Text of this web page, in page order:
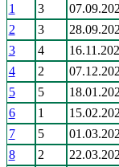
1
3
2
3
3
4
4
2
5
5
6
1
7
5
8
2